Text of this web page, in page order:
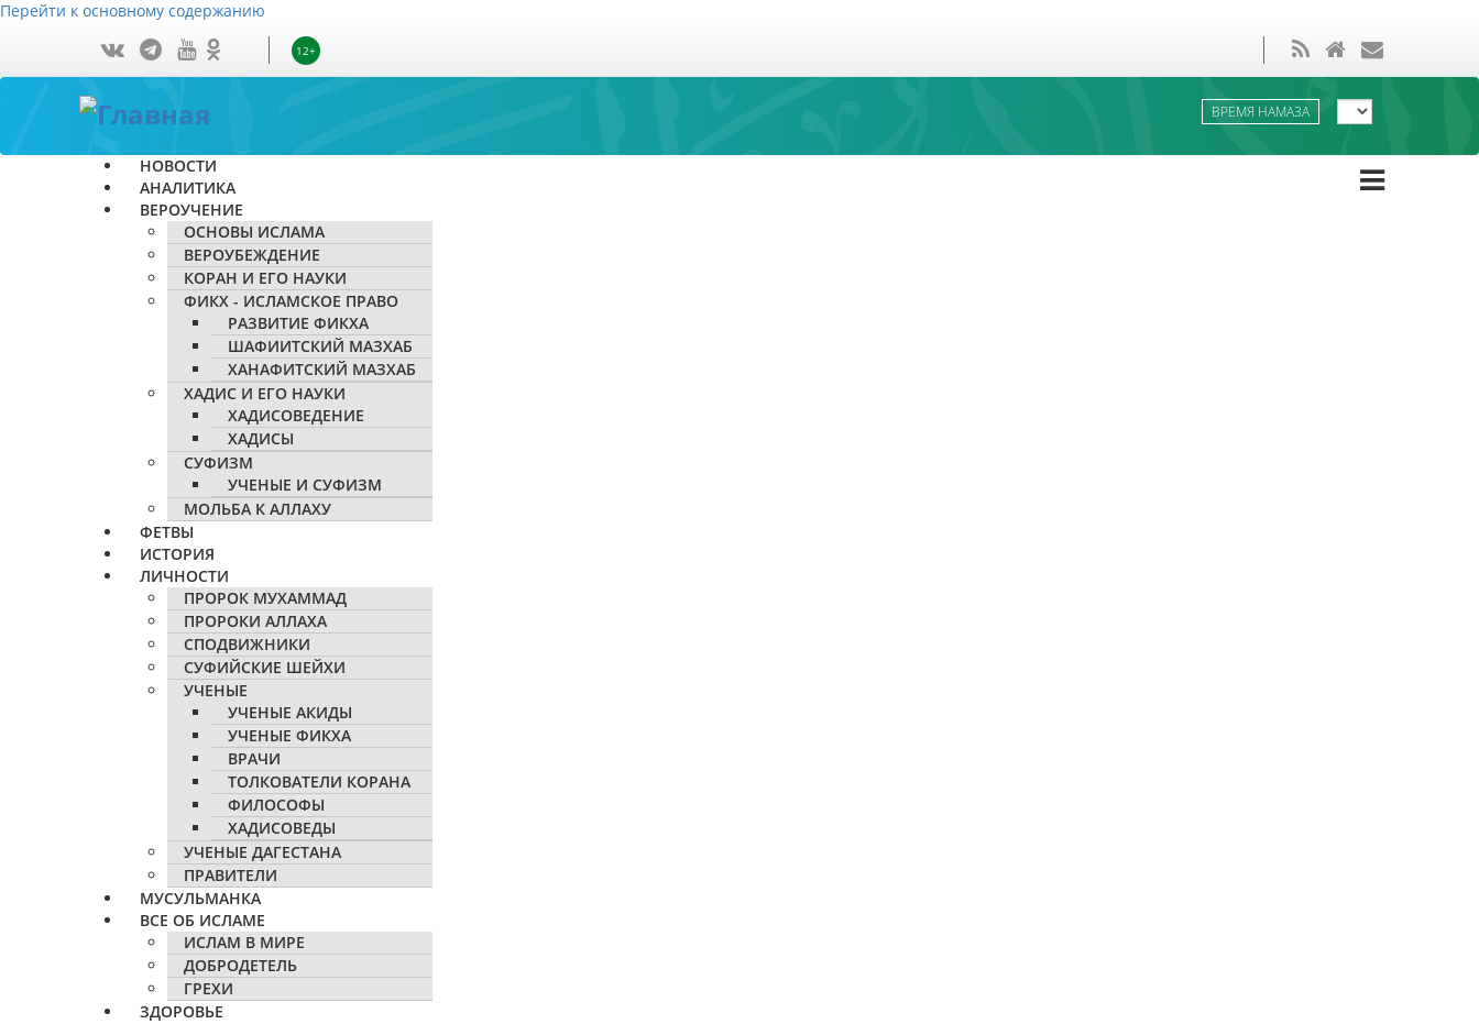
Перейти к основному содержанию
12+
ВРЕМЯ НАМАЗА
НОВОСТИ
АНАЛИТИКА
ВЕРОУЧЕНИЕ
ОСНОВЫ ИСЛАМА
ВЕРОУБЕЖДЕНИЕ
КОРАН И ЕГО НАУКИ
ФИКХ - ИСЛАМСКОЕ ПРАВО
РАЗВИТИЕ ФИКХА
ШАФИИТСКИЙ МАЗХАБ
ХАНАФИТСКИЙ МАЗХАБ
ХАДИС И ЕГО НАУКИ
ХАДИСОВЕДЕНИЕ
ХАДИСЫ
СУФИЗМ
УЧЕНЫЕ И СУФИЗМ
МОЛЬБА К АЛЛАХУ
ФЕТВЫ
ИСТОРИЯ
ЛИЧНОСТИ
ПРОРОК МУХАММАД
ПРОРОКИ АЛЛАХА
СПОДВИЖНИКИ
СУФИЙСКИЕ ШЕЙХИ
УЧЕНЫЕ
УЧЕНЫЕ АКИДЫ
УЧЕНЫЕ ФИКХА
ВРАЧИ
ТОЛКОВАТЕЛИ КОРАНА
ФИЛОСОФЫ
ХАДИСОВЕДЫ
УЧЕНЫЕ ДАГЕСТАНА
ПРАВИТЕЛИ
МУСУЛЬМАНКА
ВСЕ ОБ ИСЛАМЕ
ИСЛАМ В МИРЕ
ДОБРОДЕТЕЛЬ
ГРЕХИ
ЗДОРОВЬЕ